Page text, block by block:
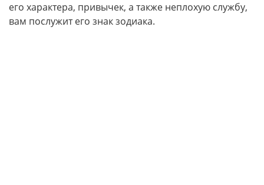
его характера, привычек, а также неплохую службу,
вам послужит его знак зодиака.